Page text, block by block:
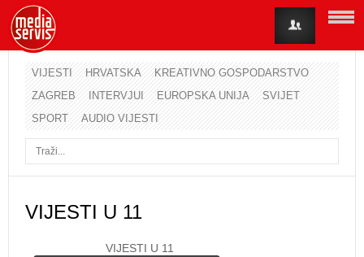
VIJESTI HRVATSKA
KREATIVNO GOSPODARSTVO
ZAGREB
INTERVJUI EUROPSKA UNIJA
SVIJET
SPORT
AUDIO VIJESTI
VIJESTI U 11
VIJESTI U 11
Korisničko ime
Lozinka
Zaboravili ste lozinku?